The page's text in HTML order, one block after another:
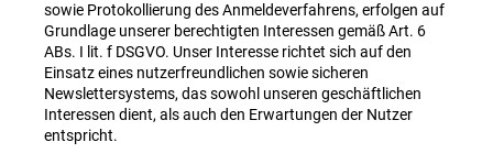
sowie Protokollierung des Anmeldeverfahrens, erfolgen auf
Grundlage unserer berechtigten Interessen gemäß Art. 6
ABs. I lit. f DSGVO. Unser Interesse richtet sich auf den
Einsatz eines nutzerfreundlichen sowie sicheren
Newslettersystems, das sowohl unseren geschäftlichen
Interessen dient, als auch den Erwartungen der Nutzer
entspricht.